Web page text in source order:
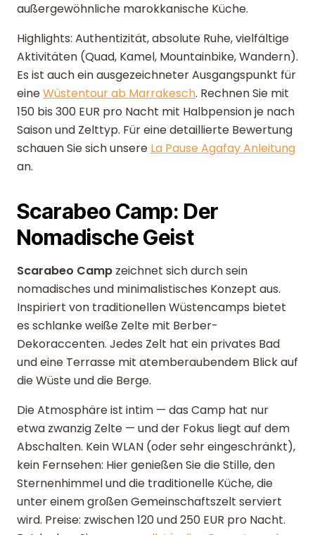
außergewöhnliche marokkanische Küche.
Highlights: Authentizität, absolute Ruhe, vielfältige
Aktivitäten (Quad, Kamel, Mountainbike, Wandern).
Es ist auch ein ausgezeichneter Ausgangspunkt für
eineWüstentour ab Marrakesch. Rechnen Sie mit
150 bis 300 EUR pro Nacht mit Halbpension je nach
Saison und Zelttyp. Für eine detaillierte Bewertung
schauen Sie sich unsere La Pause Agafay Anleitung
an.
Scarabeo Camp: Der
Nomadische Geist
Scarabeo Camp zeichnet sich durch sein
nomadisches und minimalistisches Konzept aus.
Inspiriert von traditionellen Wüstencamps bietet
es schlanke weiße Zelte mit Berber-
Dekoraccenten. Jedes Zelt hat ein privates Bad
und eine Terrasse mit atemberaubendem Blick auf
die Wüste und die Berge.
Die Atmosphäre ist intim — das Camp hat nur
etwa zwanzig Zelte — und der Fokus liegt auf dem
Abschalten. Kein WLAN (oder sehr eingeschränkt),
kein Fernsehen: Hier genießen Sie die Stille, den
Sternenhimmel und die traditionelle Küche, die
unter einem großen Gemeinschaftszelt serviert
wird. Preise: zwischen 120 und 250 EUR pro Nacht.